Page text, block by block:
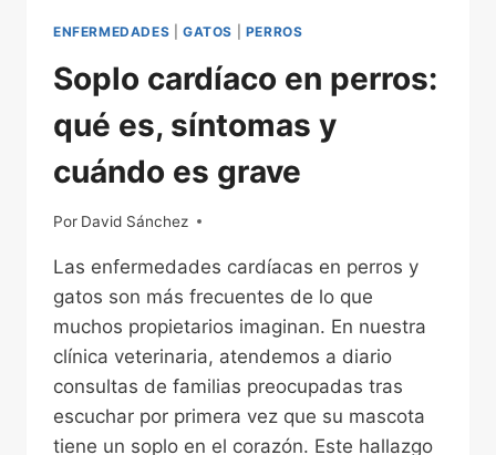
ENFERMEDADES GATOS PERROS
Soplo cardíaco en perros:
qué es, síntomas y
cuándo es grave
Por David Sánchez
20/02/2026
Las enfermedades cardíacas en perros y
gatos son más frecuentes de lo que
muchos propietarios imaginan. En nuestra
clínica veterinaria, atendemos a diario
consultas de familias preocupadas tras
escuchar por primera vez que su mascota
tiene un soplo en el corazón. Este hallazgo